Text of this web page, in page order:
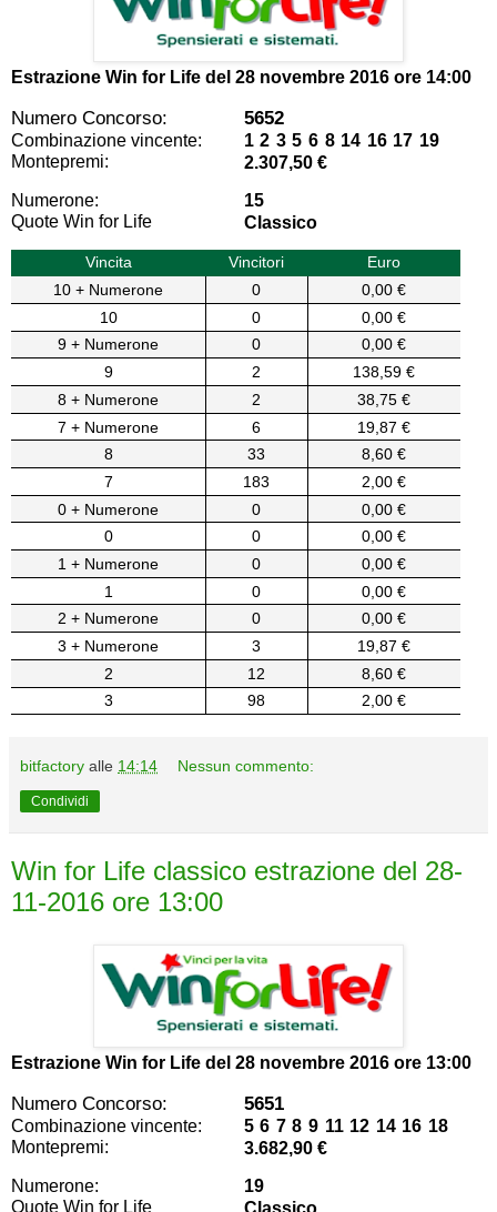
Estrazione Win for Life del 28 novembre 2016 ore 14:00
Numero Concorso: 5652
Combinazione vincente:
1 2 3 5 6 8 14 16 17 19
Montepremi:
2.307,50 €
Numerone:
15
Quote Win for Life
Classico
Vincita Vincitori
Euro
10 + Numerone
0
0,00 €
10
0
0,00 €
9 + Numerone
0
0,00 €
9
2
138,59 €
8 + Numerone
2
38,75 €
7 + Numerone
6
19,87 €
8
33
8,60 €
7
183
2,00 €
0 + Numerone
0
0,00 €
0
0
0,00 €
1 + Numerone
0
0,00 €
1
0
0,00 €
2 + Numerone
0
0,00 €
3 + Numerone
3
19,87 €
2
12
8,60 €
3
98 2,00 €
bitfactory alle 14:14 Nessun commento:
Condividi
Win for Life classico estrazione del 28-
11-2016 ore 13:00
Estrazione Win for Life del 28 novembre 2016 ore 13:00
Numero Concorso: 5651
Combinazione vincente:
5 6 7 8 9 11 12 14 16 18
Montepremi:
3.682,90 €
Numerone:
19
Quote Win for Life
Classico